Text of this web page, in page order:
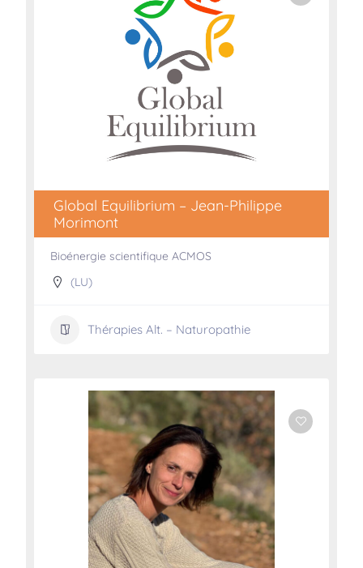
Global Equilibrium – Jean-Philippe
Morimont
Bioénergie scientifique ACMOS
(LU)
Thérapies Alt. – Naturopathie